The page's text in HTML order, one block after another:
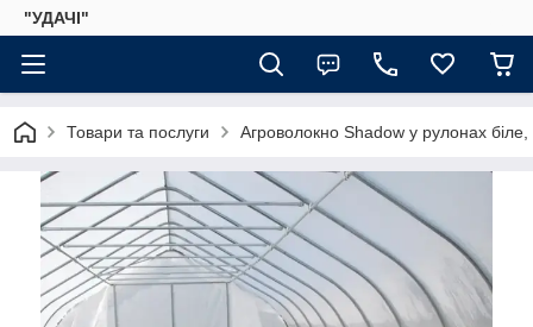
"УДАЧІ"
Товари та послуги Агроволокно Shadow у рулонах